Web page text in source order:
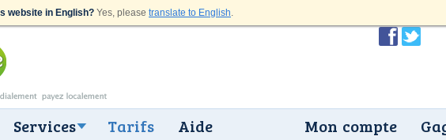
website in English? Yes, please translate to English.
Services Tarifs Aide Mon compte